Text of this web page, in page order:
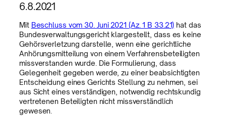
6.8.2021
Mit Beschluss vom 30. Juni 2021 (Az. 1 B 33.21) hat das
Bundesverwaltungsgericht klargestellt, dass es keine
Gehörsverletzung darstelle, wenn eine gerichtliche
Anhörungsmitteilung von einem Verfahrensbeteiligten
missverstanden wurde. Die Formulierung, dass
Gelegenheit gegeben werde, zu einer beabsichtigten
Entscheidung eines Gerichts Stellung zu nehmen, sei
aus Sicht eines verständigen, notwendig rechtskundig
vertretenen Beteiligten nicht missverständlich
gewesen.